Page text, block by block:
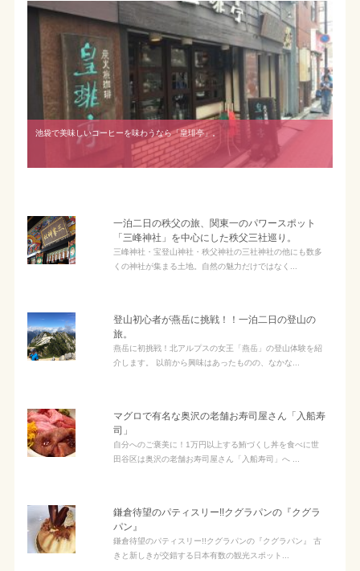
池袋で美味しいコーヒーを味わうなら「皇琲亭」。
一泊二日の秩父の旅、関東一のパワースポット
「三峰神社」を中心にした秩父三社巡り。
三峰神社・宝登山神社・秩父神社の三社神社の他にも数多
くの神社が集まる土地。自然の魅力だけではなく...
登山初心者が燕岳に挑戦！！一泊二日の登山の
旅。
燕岳に初挑戦！北アルプスの女王「燕岳」の登山体験を紹
介します。 以前から興味はあったものの、なかな...
マグロで有名な奥沢の老舗お寿司屋さん「入船寿
司」
自分へのご褒美に！1万円以上する鮪づくし丼を食べに世
田谷区は奥沢の老舗お寿司屋さん「入船寿司」へ ...
鎌倉待望のパティスリー!!クグラパンの『クグラ
パン』
鎌倉待望のパティスリー!!クグラパンの『クグラパン』 古
きと新しきが交錯する日本有数の観光スポット...